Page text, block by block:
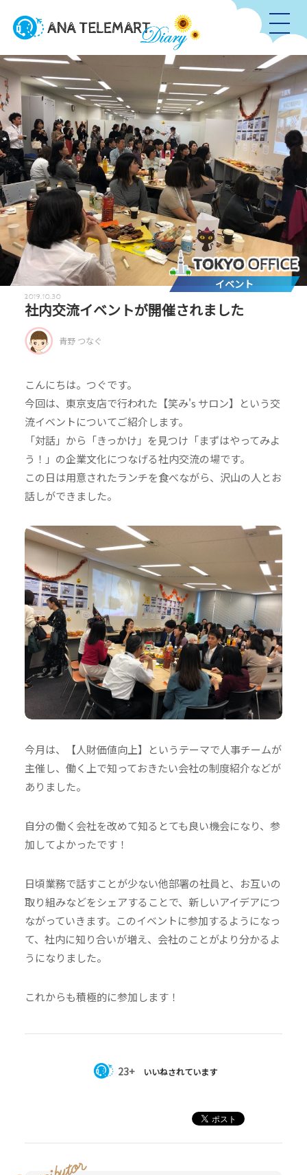
イベント
2019.10.30
社内交流イベントが開催されました
青野 つなぐ
こんにちは。つぐです。
今回は、東京支店で行われた【笑み's サロン】という交
流イベントについてご紹介します。
「対話」から「きっかけ」を見つけ「まずはやってみよ
う！」の企業文化につなげる社内交流の場です。
この日は用意されたランチを食べながら、沢山の人とお
話しができました。
今月は、【人財価値向上】というテーマで人事チームが
主催し、働く上で知っておきたい会社の制度紹介などが
ありました。
自分の働く会社を改めて知るとても良い機会になり、参
加してよかったです！
日頃業務で話すことが少ない他部署の社員と、お互いの
取り組みなどをシェアすることで、新しいアイデアにつ
ながっていきます。このイベントに参加するようになっ
て、社内に知り合いが増え、会社のことがより分かるよ
うになりました。
これからも積極的に参加します！
23+ いいねされています